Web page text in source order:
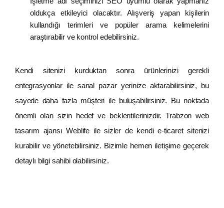
oldukça etkileyici olacaktır. Alışveriş yapan kişilerin
kullandığı terimleri ve popüler arama kelimelerini
araştırabilir ve kontrol edebilirsiniz.
Kendi sitenizi kurduktan sonra ürünlerinizi gerekli
entegrasyonlar ile sanal pazar yerinize aktarabilirsiniz, bu
sayede daha fazla müşteri ile buluşabilirsiniz. Bu noktada
önemli olan sizin hedef ve beklentilerinizdir. Trabzon web
tasarım ajansı Weblife ile sizler de kendi e-ticaret sitenizi
kurabilir ve yönetebilirsiniz. Bizimle hemen iletişime geçerek
detaylı bilgi sahibi olabilirsiniz.